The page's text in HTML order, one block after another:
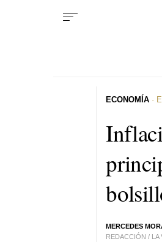
MERCEDES
REDACCIÓN / LA
ECONOMÍA ·